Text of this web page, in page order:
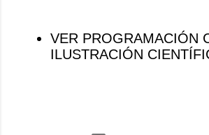
VER PROGRAMACIÓN
ILUSTRACIÓN